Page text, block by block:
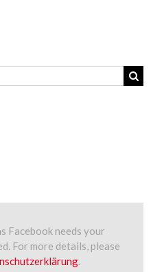
Facebook needs your
For more details, please
.